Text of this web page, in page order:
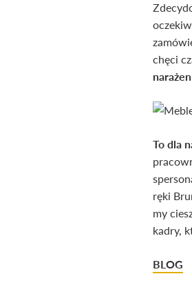
chęci
To dla
ręki
my
kadry,
BLOG